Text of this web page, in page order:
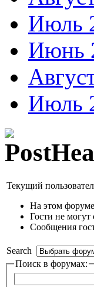
Июль
Июнь
Июль
Текущий
На этом
Гости не
Сообщения
Search
Поиск в форумах: